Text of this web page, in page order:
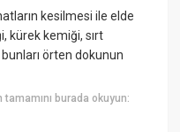
kesilmesi ile elde
kürek kemiği, sırt
örten dokunun
tamamını burada okuyun: